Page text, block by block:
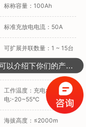
标称容量：100Ah
标准充放电电流：50A
可扩展并联数量：1 ~ 15台
循环寿命：≥6000次
工作温度：充电:0~55°C放
电:-20~55°C
海拔高度：≤2000m
可以介绍下你们的产品么？